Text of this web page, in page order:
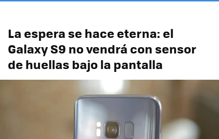
La espera se hace eterna: el
Galaxy S9 no vendrá con sensor
de huellas bajo la pantalla